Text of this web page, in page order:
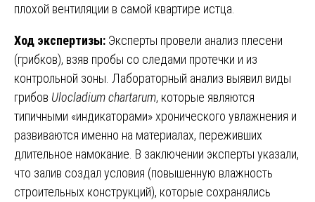
плохой вентиляции в самой квартире истца.
Ход экспертизы: Эксперты провели анализ плесени
(грибков), взяв пробы со следами протечки и из
контрольной зоны. Лабораторный анализ выявил виды
грибов Ulocladium chartarum, которые являются
типичными «индикаторами» хронического увлажнения и
развиваются именно на материалах, переживших
длительное намокание. В заключении эксперты указали,
что залив создал условия (повышенную влажность
строительных конструкций), которые сохранялись